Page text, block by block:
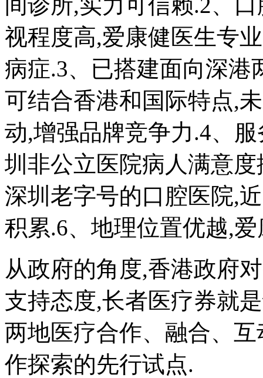
间诊所,实力可信赖.2、
视程度高,爱康健医生专
病症.3、已搭建面向深港
可结合香港和国际特点,
动,增强品牌竞争力.4、
圳非公立医院病人满意
深圳老字号的口腔医院,
积累.6、地理位置优越,
从政府的角度,香港政府
支持态度,长者医疗券就
两地医疗合作、融合、
作探索的先行试点.